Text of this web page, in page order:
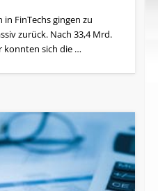
FinTechs gingen zu
zurück. Nach 33,4 Mrd.
konnten sich die …